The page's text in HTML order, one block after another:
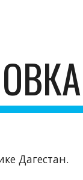
Дагестан.